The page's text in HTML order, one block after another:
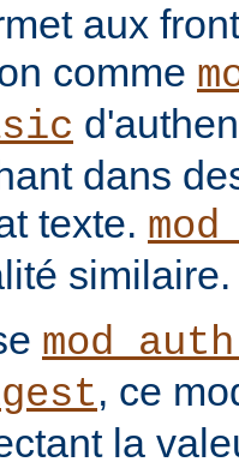
aux
comme
dans
texte.
similaire.
, ce
la